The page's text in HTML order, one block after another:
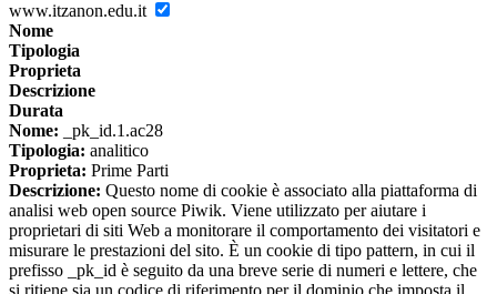
www.itzanon.edu.it
Nome
Tipologia
Proprieta
Descrizione
Durata
Nome: _pk_id.1.ac28
Tipologia: analitico
Proprieta: Prime Parti
Descrizione: Questo nome di cookie è associato alla piattaforma di
analisi web open source Piwik. Viene utilizzato per aiutare i
proprietari di siti Web a monitorare il comportamento dei visitatori e
misurare le prestazioni del sito. È un cookie di tipo pattern, in cui il
prefisso _pk_id è seguito da una breve serie di numeri e lettere, che